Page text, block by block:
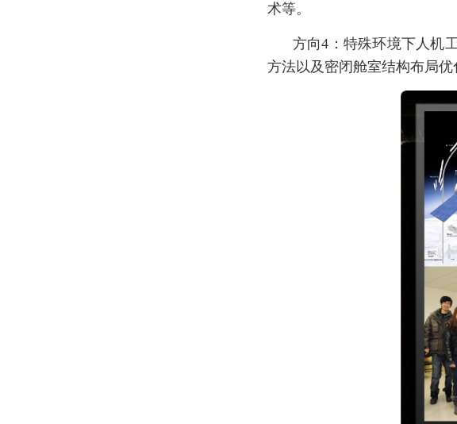
术等。
方向4：特殊环境下人机
方法以及密闭舱室结构布局优